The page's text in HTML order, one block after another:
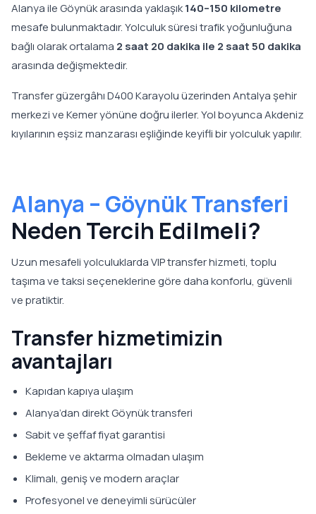
Alanya ile Göynük arasında yaklaşık140–150 kilometre
mesafe bulunmaktadır. Yolculuk süresi trafik yoğunluğuna
bağlı olarak ortalama 2 saat 20 dakika ile 2 saat 50 dakika
arasında değişmektedir.
Transfer güzergâhı D400 Karayolu üzerinden Antalya şehir
merkezi ve Kemer yönüne doğru ilerler. Yol boyunca Akdeniz
kıyılarının eşsiz manzarası eşliğinde keyifli bir yolculuk yapılır.
Alanya – Göynük Transferi
Neden Tercih Edilmeli?
Uzun mesafeli yolculuklarda VIP transfer hizmeti, toplu
taşıma ve taksi seçeneklerine göre daha konforlu, güvenli
ve pratiktir.
Transfer hizmetimizin
avantajları
Kapıdan kapıya ulaşım
Alanya’dan direkt Göynük transferi
Sabit ve şeffaf fiyat garantisi
Bekleme ve aktarma olmadan ulaşım
Klimalı, geniş ve modern araçlar
Profesyonel ve deneyimli sürücüler